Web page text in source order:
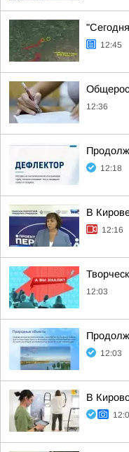
12:45
12:36
12:18
В
12:16
12:03
12:03
В